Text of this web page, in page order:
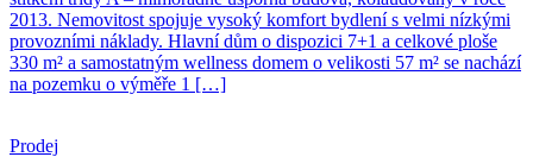
2013. Nemovitost spojuje vysoký komfort bydlení s velmi nízkými
provozními náklady. Hlavní dům o dispozici 7+1 a celkové ploše
330 m² a samostatným wellness domem o velikosti 57 m² se nachází
na pozemku o výměře 1 […]
Prodej